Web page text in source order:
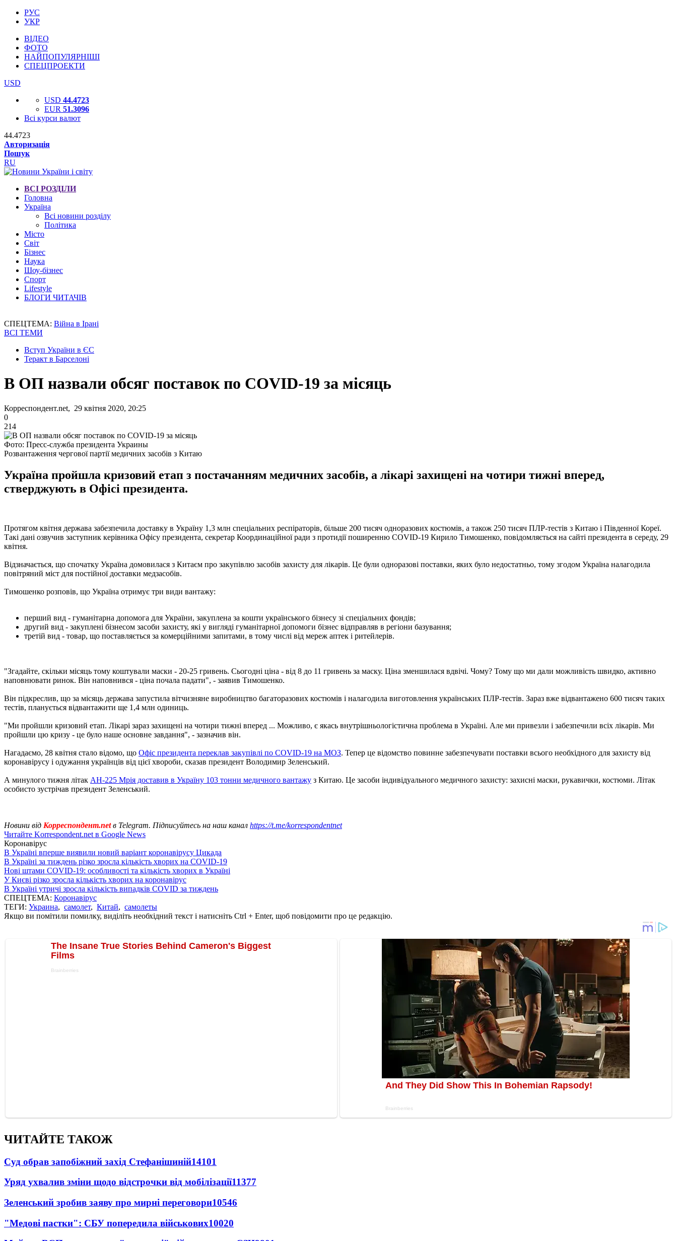
РУС
УКР
ВІДЕО
ФОТО
НАЙПОПУЛЯРНІШІ
СПЕЦПРОЕКТИ
USD
USD 44.4723
EUR 51.3096
Всі курси валют
44.4723
Авторизація
Пошук
RU
ВСІ РОЗДІЛИ
Головна
Україна
Всі новини розділу
Політика
Місто
Світ
Бізнес
Наука
Шоу-бізнес
Спорт
Lifestyle
БЛОГИ ЧИТАЧІВ
СПЕЦТЕМА: Війна в Ірані
ВСІ ТЕМИ
Вступ України в ЄС
Теракт в Барселоні
В ОП назвали обсяг поставок по COVID-19 за місяць
Корреспондент.net, 29 квітня 2020, 20:25
0
214
Фото: Пресс-служба президента Украины
Розвантаження чергової партії медичних засобів з Китаю
Україна пройшла кризовий етап з постачанням медичних засобів, а лікарі захищені на чотири тижні вперед,
стверджують в Офісі президента.
Протягом квітня держава забезпечила доставку в Україну 1,3 млн спеціальних респіраторів, більше 200 тисяч одноразових костюмів, а також 250 тисяч ПЛР-тестів з Китаю і Південної Кореї.
Такі дані озвучив заступник керівника Офісу президента, секретар Координаційної ради з протидії поширенню COVID-19 Кирило Тимошенко, повідомляється на сайті президента в середу, 29
квітня.
Відзначається, що спочатку Україна домовилася з Китаєм про закупівлю засобів захисту для лікарів. Це були одноразові поставки, яких було недостатньо, тому згодом Україна налагодила
повітряний міст для постійної доставки медзасобів.
Тимошенко розповів, що Україна отримує три види вантажу:
перший вид - гуманітарна допомога для України, закуплена за кошти українського бізнесу зі спеціальних фондів;
другий вид - закуплені бізнесом засоби захисту, які у вигляді гуманітарної допомоги бізнес відправляв в регіони базування;
третій вид - товар, що поставляється за комерційними запитами, в тому числі від мереж аптек і ритейлерів.
"Згадайте, скільки місяць тому коштували маски - 20-25 гривень. Сьогодні ціна - від 8 до 11 гривень за маску. Ціна зменшилася вдвічі. Чому? Тому що ми дали можливість швидко, активно
наповнювати ринок. Він наповнився - ціна почала падати", - заявив Тимошенко.
Він підкреслив, що за місяць держава запустила вітчизняне виробництво багаторазових костюмів і налагодила виготовлення українських ПЛР-тестів. Зараз вже відвантажено 600 тисяч таких
тестів, планується відвантажити ще 1,4 млн одиниць.
"Ми пройшли кризовий етап. Лікарі зараз захищені на чотири тижні вперед ... Можливо, є якась внутрішньологістична проблема в Україні. Але ми привезли і забезпечили всіх лікарів. Ми
пройшли цю кризу - це було наше основне завдання", - зазначив він.
Нагадаємо, 28 квітня стало відомо, що Офіс президента переклав закупівлі по COVID-19 на МОЗ. Тепер це відомство повинне забезпечувати поставки всього необхідного для захисту від
коронавірусу і одужання українців від цієї хвороби, сказав президент Володимир Зеленський.
А минулого тижня літак АН-225 Мрія доставив в Україну 103 тонни медичного вантажу з Китаю. Це засоби індивідуального медичного захисту: захисні маски, рукавички, костюми. Літак
особисто зустрічав президент Зеленський.
Новини від Корреспондент.netв Telegram. Підписуйтесь на наш канал https://t.me/korrespondentnet
Читайте Korrespondent.net в Google News
Коронавірус
В Україні вперше виявили новий варіант коронавірусу Цикада
В Україні за тиждень різко зросла кількість хворих на COVID-19
Нові штами COVID-19: особливості та кількість хворих в Україні
У Києві різко зросла кількість хворих на коронавірус
В Україні утричі зросла кількість випадків COVID за тиждень
СПЕЦТЕМА: Коронавірус
ТЕГИ: Украина, самолет, Китай, самолеты
Якщо ви помітили помилку, виділіть необхідний текст і натисніть Ctrl + Enter, щоб повідомити про це редакцію.
ЧИТАЙТЕ ТАКОЖ
Суд обрав запобіжний захід Стефанішиній14101
Уряд ухвалив зміни щодо відстрочки від мобілізації11377
Зеленський зробив заяву про мирні переговори10546
"Медові пастки": СБУ попередила військових10020